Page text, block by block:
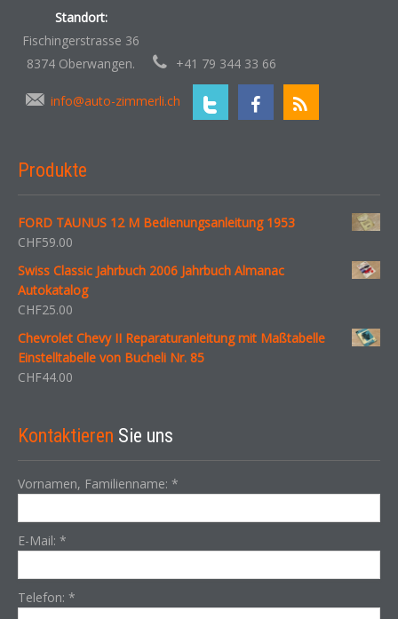
Standort:
Fischingerstrasse 36
8374 Oberwangen.
+41 79 344 33 66
info@auto-zimmerli.ch
Produkte
FORD TAUNUS 12 M Bedienungsanleitung 1953
CHF59.00
Swiss Classic Jahrbuch 2006 Jahrbuch Almanac
Autokatalog
CHF25.00
Chevrolet Chevy II Reparaturanleitung mit Maßtabelle
Einstelltabelle von Bucheli Nr. 85
CHF44.00
Kontaktieren Sie uns
Vornamen, Familienname: *
E-Mail: *
Telefon: *